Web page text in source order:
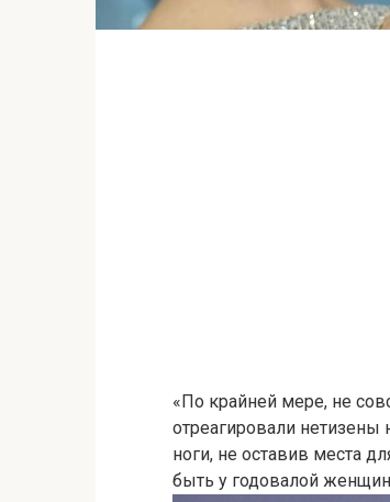
«По крайней мере, не
отреагировали
ноги, не оставив места
быть у годовалой